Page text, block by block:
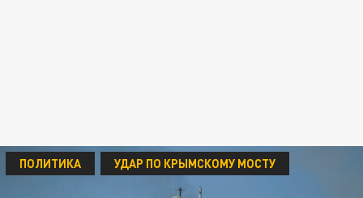
ПОЛИТИКА УДАР ПО КРЫМСКОМУ МОСТУ